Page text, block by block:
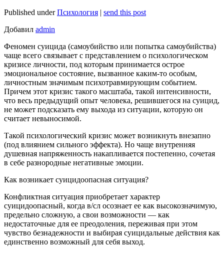
Published underПсихология | send this post
Добавил admin
Феномен суицида (самоубийство или попытка самоубийства)
чаще всего связывает с представлением о психологическом
кризисе личности, под которым принимается острое
эмоциональное состояние, вызванное каким-то особым,
личностным значимым психотравмирующим событием.
Причем этот кризис такого масштаба, такой интенсивности,
что весь предыдущий опыт человека, решившегося на суицид,
не может подсказать ему выхода из ситуации, которую он
считает невыносимой.
Такой психологический кризис может возникнуть внезапно
(под влиянием сильного эффекта). Но чаще внутренняя
душевная напряженность накапливается постепенно, сочетая
в себе разнородные негативные эмоции.
Как возникает суицидоопасная ситуация?
Конфликтная ситуация приобретает характер
суицидоопасный, когда в/сл осознает ее как высокозначимую,
предельно сложную, а свои возможности — как
недостаточные для ее преодоления, переживая при этом
чувство безнадежности и выбирая суицидальные действия как
единственно возможный для себя выход.